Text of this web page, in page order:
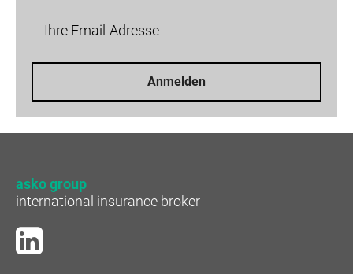
Anmelden
asko group
international insurance broker